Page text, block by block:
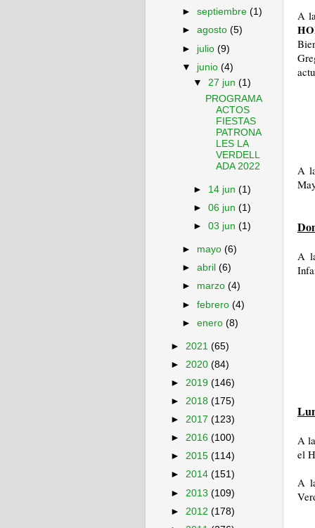
A
A
A
A
el
A
►septiembre(1)
►agosto(5)
► julio(9)
▼ junio(4)
▼27 jun(1)
PROGRAMA
ACTOS
FIESTAS
PATRONA
LES LA
VERDELL
ADA 2022
► 14 jun(1)
►06 jun(1)
►03 jun(1)
► mayo(6)
►abril(6)
► marzo(4)
►febrero(4)
►enero(8)
► 2021 (65)
► 2020 (84)
► 2019 (146)
► 2018 (175)
► 2017 (123)
► 2016 (100)
► 2015 (114)
► 2014 (151)
► 2013 (109)
► 2012 (178)